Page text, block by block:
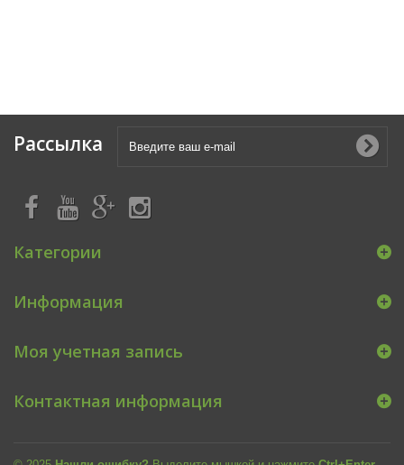
Рассылка
Категории
Информация
Моя учетная запись
Контактная информация